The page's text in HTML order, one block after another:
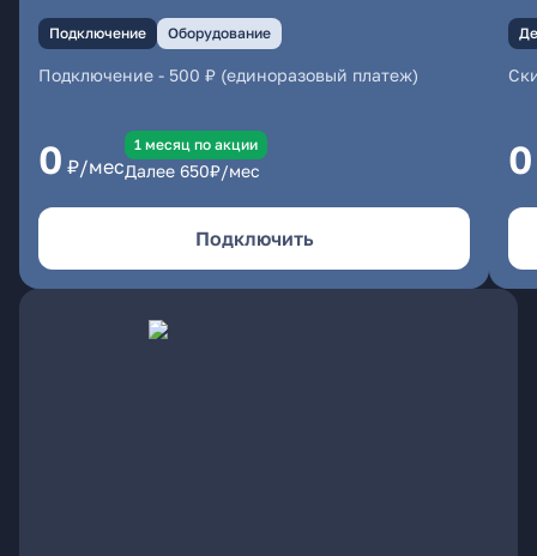
Подключение Оборудование
Подключение - 500 ₽ (единоразовый платеж)
0 ₽/мес
1 месяц по акции
Далее 650₽/мес
Подключить
0